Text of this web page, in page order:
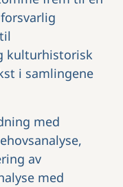
kulturhistorisk
i samlingene
med
av
med